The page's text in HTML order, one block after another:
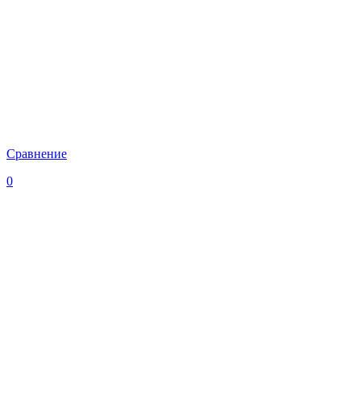
Сравнение
0